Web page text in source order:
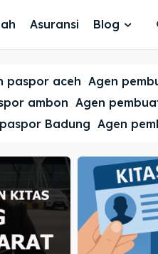
Asuransi Blog
paspor aceh Agen
ambon Agen
Badung Agen